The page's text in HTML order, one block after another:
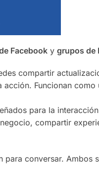
Facebook y grupos de
compartir
Funcionan como
para la
compartir
para conversar. Ambos